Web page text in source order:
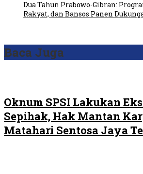
Dua Tahun Prabowo-Gibran:
Rakyat, dan Bansos Panen
Baca Juga
Oknum SPSI Lakukan
Sepihak, Hak Mantan
Matahari Sentosa Jaya